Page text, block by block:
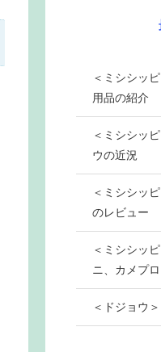
＜ミシシッ
用品の紹介
＜ミシシッ
ウの近況
＜ミシシッ
のレビュー
＜ミシシッ
ニ、カメプ
＜ドジョウ